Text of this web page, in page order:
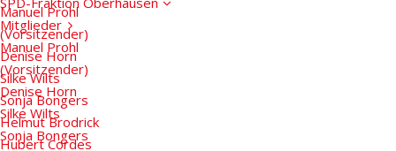
Manuel Prohl
(Vorsitzender)
Denise Horn
Silke Wilts
Sonja Bongers
Helmut Brodrick
Hubert Cordes
Mitglieder
Manuel Prohl
(Vorsitzender)
Denise Horn
Silke Wilts
Sonja Bongers